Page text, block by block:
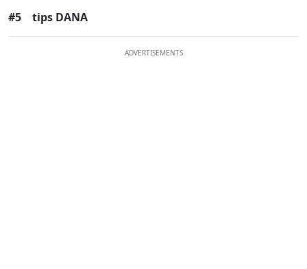
#5 tips DANA
ADVERTISEMENTS